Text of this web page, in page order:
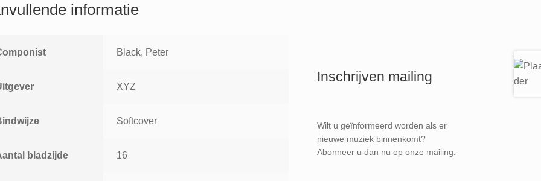
informatie
Black, Peter
XYZ
Softcover
bladzijde 16
Inschrijven mailing
Wilt u geïnformeerd worden als er
nieuwe muziek binnenkomt?
Abonneer u dan nu op onze mailing.